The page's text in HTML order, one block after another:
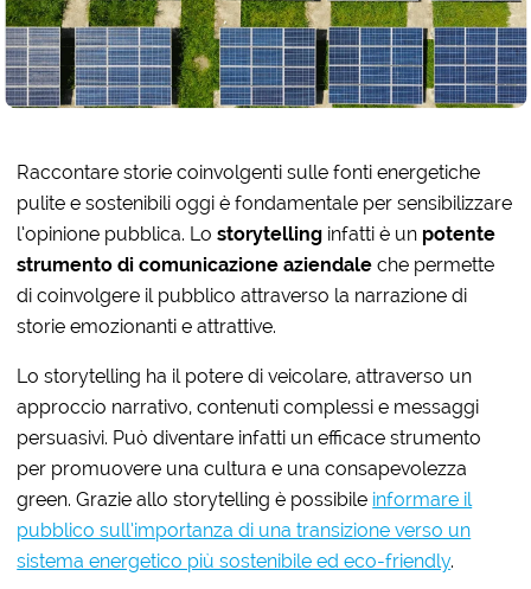
Raccontare storie coinvolgenti sulle fonti energetiche
pulite e sostenibili oggi è fondamentale per sensibilizzare
l’opinione pubblica. Lostorytelling infatti è un potente
strumento di comunicazione aziendale che permette
di coinvolgere il pubblico attraverso la narrazione di
storie emozionanti e attrattive.
Lo storytelling ha il potere di veicolare, attraverso un
approccio narrativo, contenuti complessi e messaggi
persuasivi. Può diventare infatti un efficace strumento
per promuovere una cultura e una consapevolezza
green. Grazie allo storytelling è possibile informare il
pubblico sull’importanza di una transizione verso un
sistema energetico più sostenibile ed eco-friendly.